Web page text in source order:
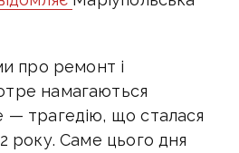
про ремонт і
намагаються
— трагедію, що сталася
року. Саме цього дня